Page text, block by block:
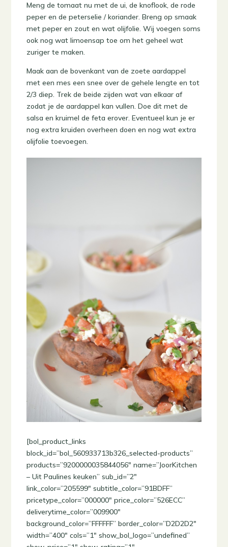
Meng de tomaat nu met de ui, de knoflook, de rode
peper en de peterselie / koriander. Breng op smaak
met peper en zout en wat olijfolie. Wij voegen soms
ook nog wat limoensap toe om het geheel wat
zuriger te maken.
Maak aan de bovenkant van de zoete aardappel
met een mes een snee over de gehele lengte en tot
2/3 diep. Trek de beide zijden wat van elkaar af
zodat je de aardappel kan vullen. Doe dit met de
salsa en kruimel de feta erover. Eventueel kun je er
nog extra kruiden overheen doen en nog wat extra
olijfolie toevoegen.
[bol_product_links
block_id=”bol_560933713b326_selected-products”
products=”9200000035844056″ name=”JoorKitchen
– Uit Paulines keuken” sub_id=”2″
link_color=”205599″ subtitle_color=”91BDFF”
pricetype_color=”000000″ price_color=”526ECC”
deliverytime_color=”009900″
background_color=”FFFFFF” border_color=”D2D2D2″
width=”400″ cols=”1″ show_bol_logo=”undefined”